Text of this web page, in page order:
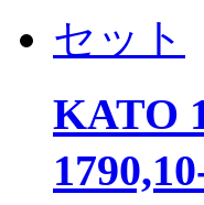
KATO